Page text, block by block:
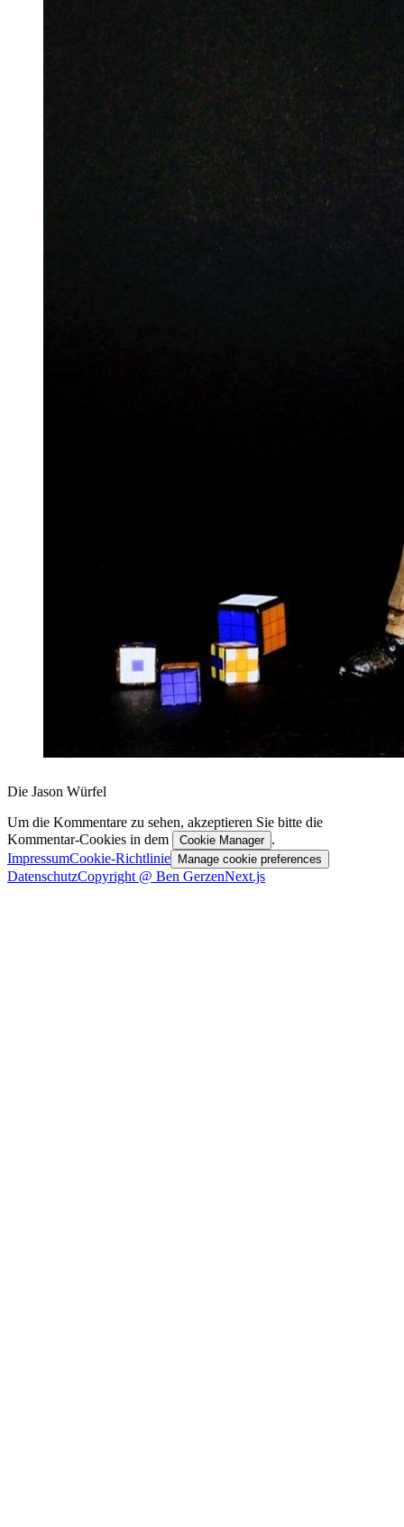
Die Jason Würfel
Um die Kommentare zu sehen, akzeptieren Sie bitte die
Kommentar-Cookies in dem
Cookie Manager .
ImpressumCookie-Richtlinie Manage cookie preferences
DatenschutzCopyright @ Ben GerzenNext.js